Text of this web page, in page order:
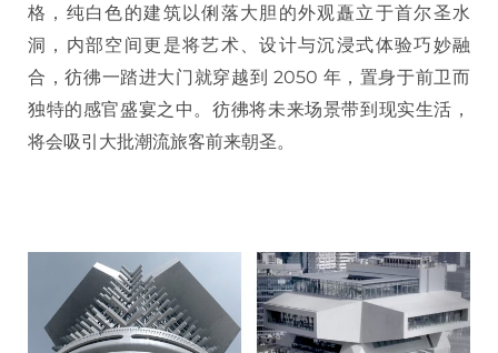
格，纯白色的建筑以俐落大胆的外观矗立于首尔圣水
洞，内部空间更是将艺术、设计与沉浸式体验巧妙融
合，彷彿一踏进大门就穿越到 2050 年，置身于前卫而
独特的感官盛宴之中。彷彿将未来场景带到现实生活，
将会吸引大批潮流旅客前来朝圣。